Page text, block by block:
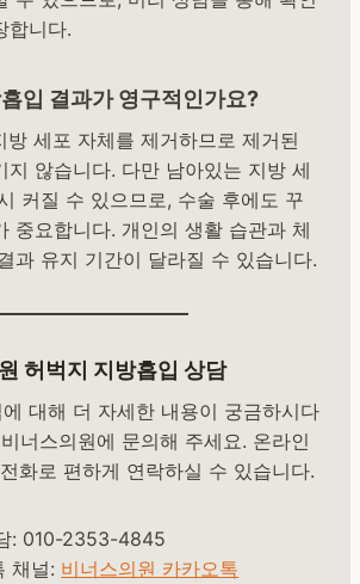
합니다.
입 결과가 영구적인가요?
방 세포 자체를 제거하므로 제거된
지 않습니다. 다만 남아있는 지방 세
커질 수 있으므로, 수술 후에도 꾸
중요합니다. 개인의 생활 습관과 체
과 유지 기간이 달라질 수 있습니다.
허벅지 지방흡입 상담
대해 더 자세한 내용이 궁금하시다
너스의원에 문의해 주세요. 온라인
화로 편하게 연락하실 수 있습니다.
: 010-2353-4845
채널: 비너스의원 카카오톡